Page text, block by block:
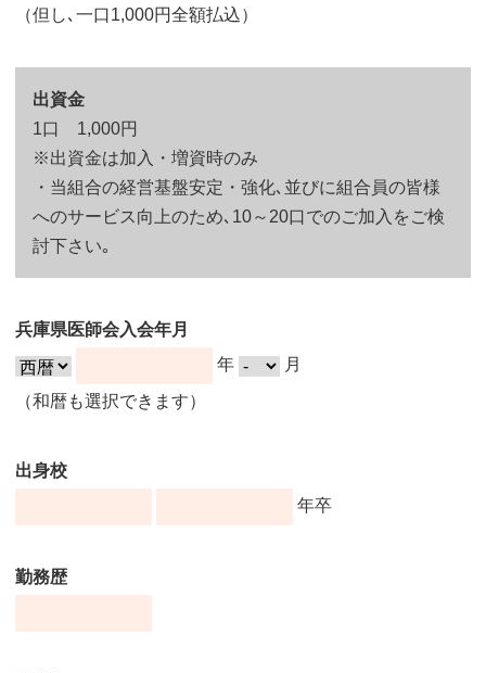
（但し､一口1,000円全額払込）
出資金
1口 1,000円
※出資金は加入・増資時のみ
・当組合の経営基盤安定・強化､並びに組合員の皆様
へのサービス向上のため､10～20口でのご加入をご検
討下さい｡
兵庫県医師会入会年月
年
月
（和暦も選択できます）
出身校
年卒
勤務歴